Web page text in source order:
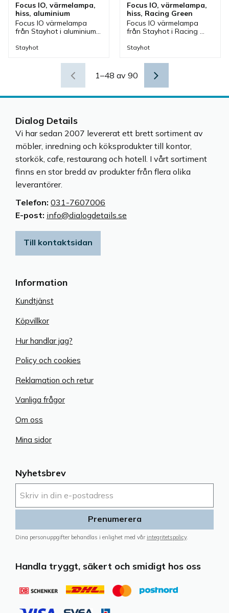
Focus IO, värmelampa,
hiss, aluminium
Focus IO värmelampa
från Stayhot i aluminium
Värmelampa med
även finns i olika färger.
Stayhot
Focus IO, värmelampa,
hiss, Racing Green
Focus IO värmelampa
från Stayhot i Racing
Värmelampa med
även finns i olika färger.
Stayhot
1–48 av 90
Nyhetsbrev
Prenumerera
Dina personuppgifter behandlas i enlighet med vår integritetspolicy.
Handla tryggt, säkert och smidigt hos oss
Information
Kundtjänst
Köpvillkor
Hur handlar jag?
Policy och cookies
Reklamation och retur
Vanliga frågor
Om oss
Mina sidor
Dialog Details
Vi har sedan 2007 levererat ett brett sortiment av
möbler, inredning och köksprodukter till kontor,
storkök, cafe, restaurang och hotell. I vårt sortiment
finns en stor bredd av produkter från flera olika
leverantörer.
Telefon: 031-7607006
E-post: info@dialogdetails.se
Till kontaktsidan